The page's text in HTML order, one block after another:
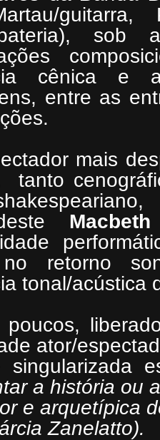
bateria), sob
cênica e
entre as
mais
tanto
Macbeth
no retorno
tonal/acústica
poucos,
ator/
a história ou
e arquetípica
Zanelatto).